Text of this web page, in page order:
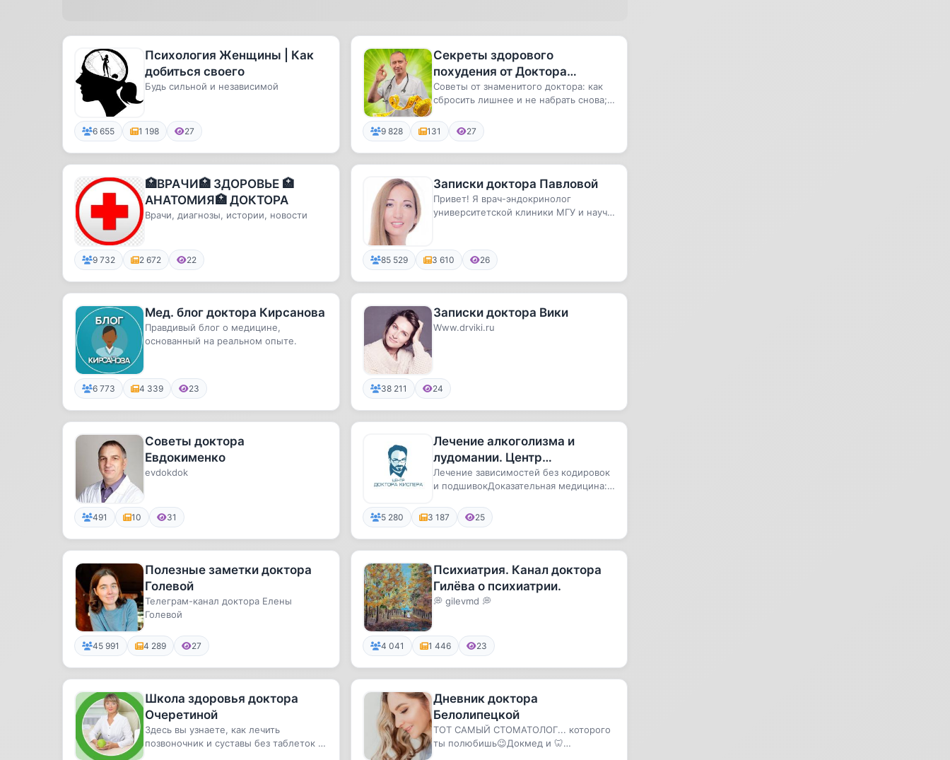
Психология Женщины | Как
добиться своего
Будь сильной и независимой
6 655 1 198 27
Секреты здорового
похудения от Доктора
Шишонина
Советы от знаменитого доктора: как
сбросить лишнее и не набрать снова;
9 828 131 27
🏥ВРАЧИ🏥 ЗДОРОВЬЕ 🏥
АНАТОМИЯ🏥 ДОКТОРА
Врачи, диагнозы, истории, новости
9 732 2 672 22
Записки доктора Павловой
Привет! Я врач-эндокринолог
университетской клиники МГУ и науч.
85 529 3 610 26
Мед. блог доктора Кирсанова
Правдивый блог о медицине,
основанный на реальном опыте.
6 773 4 339 23
Записки доктора Вики
Www.drviki.ru
38 211 24
Советы доктора
Евдокименко
evdokdok
491 10 31
Лечение алкоголизма и
лудомании. Центр
доказательной психотерапии
и наркологии доктора
Кислера| Помо
Лечение зависимостей без кодировок
и подшивокДоказательная медицина:
5 280 3 187 25
Полезные заметки доктора
Голевой
Телеграм-канал доктора Елены
Голевой
45 991 4 289 27
Психиатрия. Канал доктора
Гилёва о психиатрии.
💭 gilevmd 💭
4 041 1 446 23
Школа здоровья доктора
Очеретиной
Здесь вы узнаете, как лечить
позвоночник и суставы без таблеток и
Дневник доктора
Белолипецкой
ТОТ САМЫЙ СТОМАТОЛОГ... которого
ты полюбишь😉Докмед и 🦷